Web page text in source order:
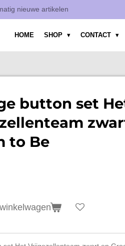
nieuwe artikelen
HOME SHOP CONTACT
button set
to Be